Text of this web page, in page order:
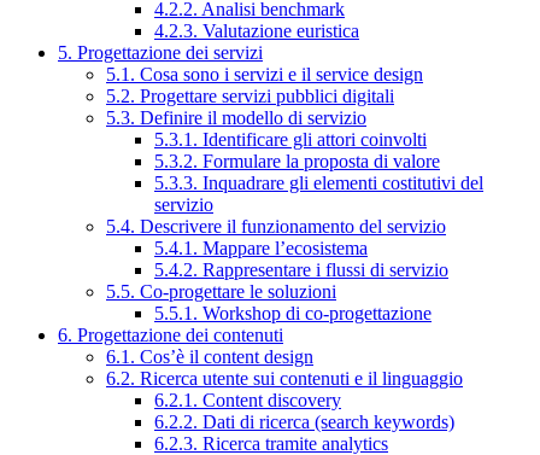
4.2.2. Analisi benchmark
4.2.3. Valutazione euristica
5. Progettazione dei servizi
5.1. Cosa sono i servizi e il service design
5.2. Progettare servizi pubblici digitali
5.3. Definire il modello di servizio
5.3.1. Identificare gli attori coinvolti
5.3.2. Formulare la proposta di valore
5.3.3. Inquadrare gli elementi costitutivi del
servizio
5.4. Descrivere il funzionamento del servizio
5.4.1. Mappare l’ecosistema
5.4.2. Rappresentare i flussi di servizio
5.5. Co-progettare le soluzioni
5.5.1. Workshop di co-progettazione
6. Progettazione dei contenuti
6.1. Cos’è il content design
6.2. Ricerca utente sui contenuti e il linguaggio
6.2.1. Content discovery
6.2.2. Dati di ricerca (search keywords)
6.2.3. Ricerca tramite analytics